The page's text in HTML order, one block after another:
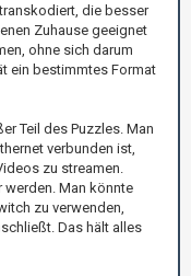
die besser
Zuhause geeignet
ohne sich darum
ein bestimmtes Format
Teil des Puzzles. Man
verbunden ist,
zu streamen.
werden. Man könnte
zu verwenden,
Das hält alles